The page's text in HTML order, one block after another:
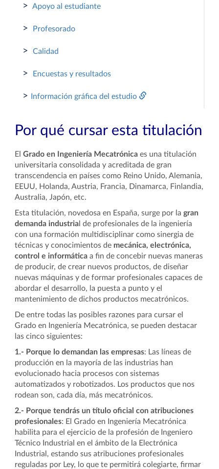
> Apoyo al estudiante
> Profesorado
> Calidad
> Encuestas y resultados
> Información gráfica del estudio
Por qué cursar esta titulación
El Grado en Ingeniería Mecatrónica es una titulación
universitaria consolidada y acreditada de gran
transcendencia en países como Reino Unido, Alemania,
EEUU, Holanda, Austria, Francia, Dinamarca, Finlandia,
Australia, Japón, etc.
Esta titulación, novedosa en España, surge por la gran
demanda industria l de profesionales de la ingeniería
con una formación multidisciplinar como sinergia de
técnicas y conocimientos de mecánica, electrónica,
control e informática a fin de concebir nuevas maneras
de producir, de crear nuevos productos, de diseñar
nuevas máquinas y de formar profesionales capaces de
abordar el desarrollo, la puesta a punto y el
mantenimiento de dichos productos mecatrónicos.
De entre todas las posibles razones para cursar el
Grado en Ingeniería Mecatrónica, se pueden destacar
las cinco siguientes:
1.- Porque lo demandan las empresas: Las líneas de
producción en la mayoría de las industrias han
evolucionado hacia procesos con sistemas
automatizados y robotizados. Los productos que nos
rodean son, cada día, más mecatrónicos.
2.- Porque tendrás un título oficial con atribuciones
profesionales: El Grado en Ingeniería Mecatrónica
habilita para el ejercicio de la profesión de Ingeniero
Técnico Industrial en el ámbito de la Electrónica
Industrial, estando sus atribuciones profesionales
reguladas por Ley, lo que te permitirá colegiarte, firmar